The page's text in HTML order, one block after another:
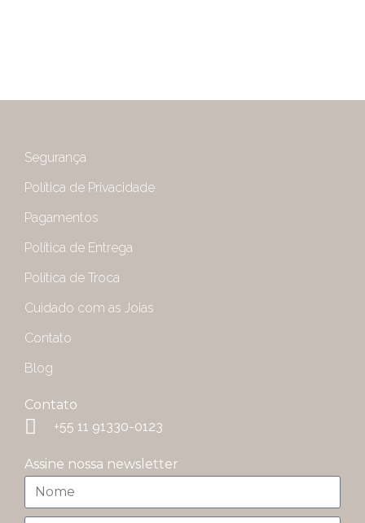
Segurança
Política de Privacidade
Pagamentos
Política de Entrega
Política de Troca
Cuidado com as Joias
Contato
Blog
Contato
+55 11 91330-0123
Assine nossa newsletter